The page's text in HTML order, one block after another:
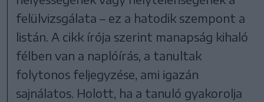
felülvizsgálata – ez a hatodik szempont a
listán. A cikk írója szerint manapság kihaló
félben van a naplóírás, a tanultak
folytonos feljegyzése, ami igazán
sajnálatos. Holott, ha a tanuló gyakorolja